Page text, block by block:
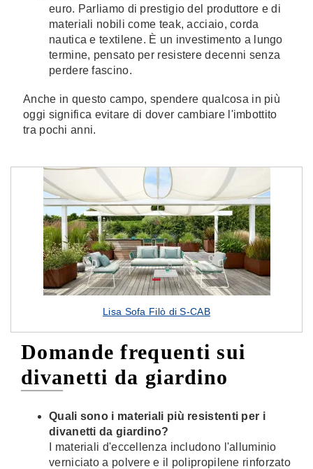
euro. Parliamo di prestigio del produttore e di
materiali nobili come teak, acciaio, corda
nautica e textilene. È un investimento a lungo
termine, pensato per resistere decenni senza
perdere fascino.
Anche in questo campo, spendere qualcosa in più
oggi significa evitare di dover cambiare l'imbottito
tra pochi anni.
Lisa Sofa Filò di S-CAB
Domande frequenti sui
divanetti da giardino
Quali sono i materiali più resistenti per i
divanetti da giardino?
I materiali d'eccellenza includono l'alluminio
verniciato a polvere e il polipropilene rinforzato